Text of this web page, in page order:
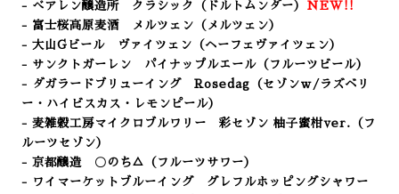
- べアレン醸造所 クラシック（ドルトムンダー） NEW!!
- 富士桜高原麦酒 メルツェン（メルツェン）
- 大山Gビール ヴァイツェン（ヘーフェヴァイツェン）
- サンクトガーレン パイナップルエール（フルーツビール）
- ダガラードブリューイング Rosedag（セゾンｗ/ラズベリ
ー・ハイビスカス・レモンピール）
- 麦雑穀工房マイクロブルワリー 彩セゾン 柚子蜜柑ver. （フ
ルーツセゾン）
- 京都醸造 〇のち△（フルーツサワー）
- ワイマーケットブルーイング グレフルホッピングシャワー